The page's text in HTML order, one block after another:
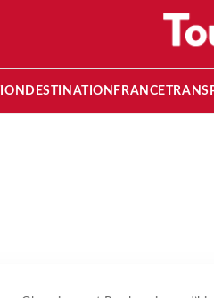
DESTINATION FRANCE